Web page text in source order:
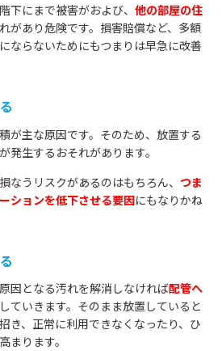
下にまで被害がおよび、 他の部屋の住
があり危険です。損害賠償など、多額
ならないためにもつまりは早急に改善
が主な原因です。そのため、放置する
発生するおそれがあります。
なうリスクがあるのはもちろん、 つま
ションを低下させる要因にもなりかね
因となる汚れを解消しなければ配管へ
ていきます。そのまま放置していると
き、正常に利用できなくなったり、ひ
まります。